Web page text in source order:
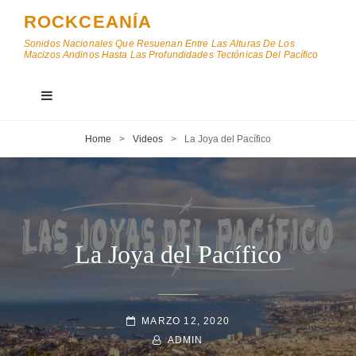
ROCKCEANÍA
Sonidos Nacionales Que Resuenan Entre Las Alturas De Los
Macizos Andinos Hasta Las Profundidades Tectónicas Del Pacífico
Home > Videos > La Joya del Pacífico
La Joya del Pacífico
POSTED-
ON
MARZO 12, 2020
BY
BYLINE
ADMIN